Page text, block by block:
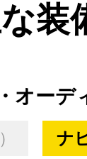
装
オーデ
ナ